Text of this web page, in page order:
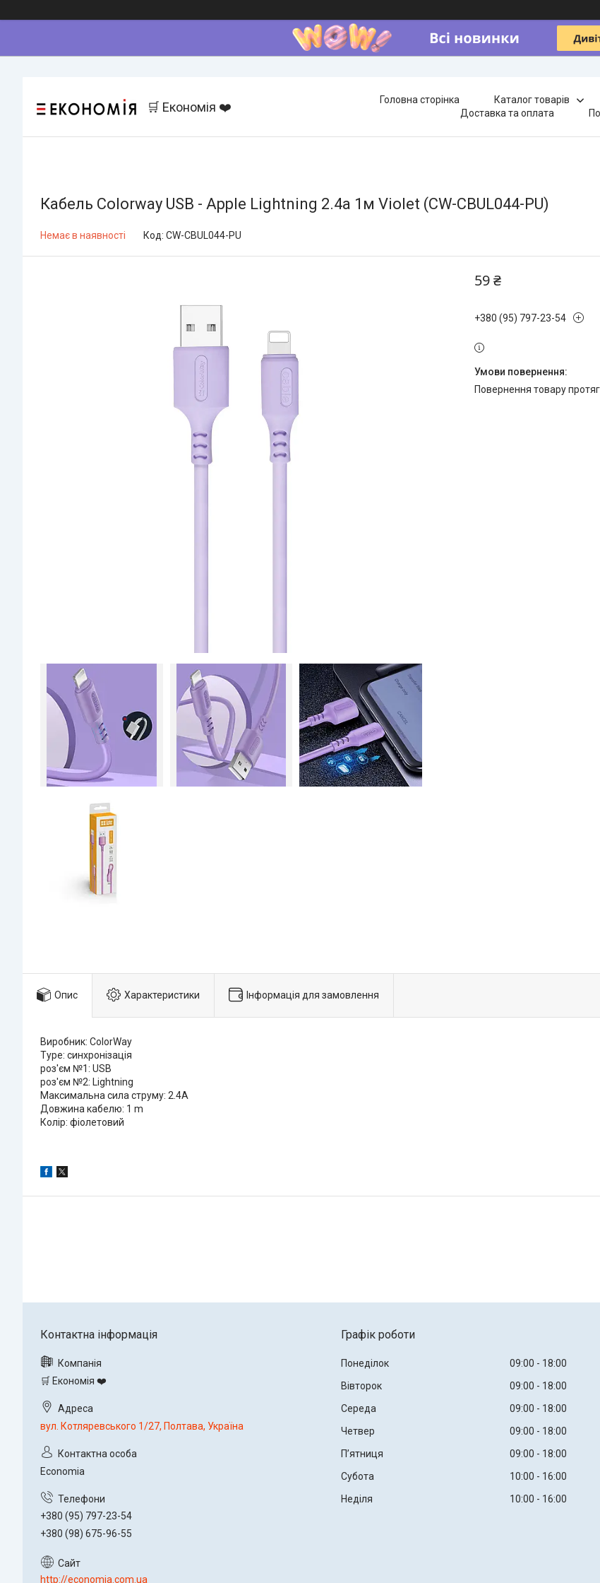
🛒 Економія ❤️ Головна сторінка Каталог товарів
Доставка та оплата
Кабель Colorway USB - Apple Lightning 2.4а 1м Violet (CW-CBUL044-PU)
Немає в наявності Код: CW-CBUL044-PU
59 ₴
+380 (95) 797-23-54
повернення товару
Опис Характеристики Інформація для замовлення
Виробник: ColorWay
Type: синхронізація
роз'єм №1: USB
роз'єм №2: Lightning
Максимальна сила струму: 2.4A
Довжина кабелю: 1 m
Колір: фіолетовий
🛒 Економія ❤️
вул. Котляревського 1/27, Полтава, Україна
Economia
+380 (95) 797-23-54
+380 (98) 675-96-55
http://economia.com.ua
Графік роботи
Понеділок 09:00
18:00
Вівторок
09:00
18:00
Середа
09:00
18:00
Четвер
09:00
18:00
Пʼятниця
09:00
18:00
Субота
10:00
16:00
Неділя
10:00 16:00